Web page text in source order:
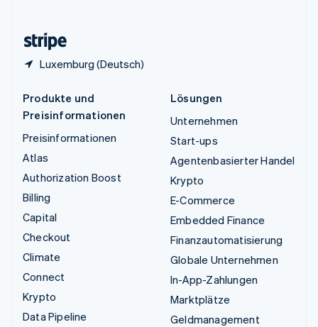
Luxemburg (Deutsch)
Produkte und
Preisinformationen
Preisinformationen
Atlas
Authorization Boost
Billing
Capital
Checkout
Climate
Connect
Krypto
Data Pipeline
Lösungen
Unternehmen
Start-ups
Agentenbasierter Handel
Krypto
E-Commerce
Embedded Finance
Finanzautomatisierung
Globale Unternehmen
In-App-Zahlungen
Marktplätze
Geldmanagement